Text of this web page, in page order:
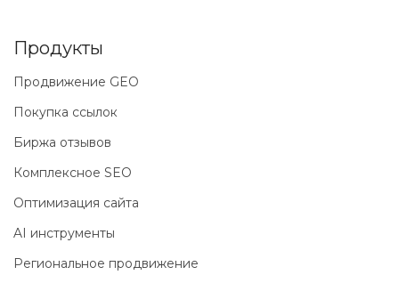
Продукты
Продвижение GEO
Покупка ссылок
Биржа отзывов
Комплексное SEO
Оптимизация сайта
AI инструменты
Региональное продвижение